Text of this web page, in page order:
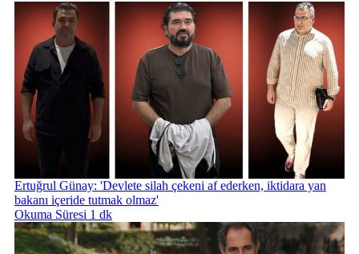
Ertuğrul Günay: 'Devlete silah çekeni af ederken, iktidara yan
bakanı içeride tutmak olmaz'
Okuma Süresi 1 dk